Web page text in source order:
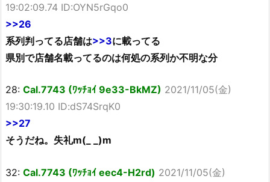
19:02:09.74 ID:OYN5rGqo0
>>26
系列判ってる店舗は>>3に載ってる
県別で店舗名載ってるのは何処の系列か不明な分
28: Cal.7743 (ﾜｯﾁｮｲ 9e33-BkMZ) 2021/11/05(金)
19:30:19.10 ID:dS74SrqK0
>>27
そうだね。失礼m(_ _)m
32: Cal.7743 (ﾜｯﾁｮｲ eec4-H2rd) 2021/11/05(金)